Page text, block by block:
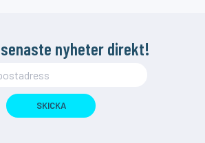
senaste nyheter direkt!
SKICKA